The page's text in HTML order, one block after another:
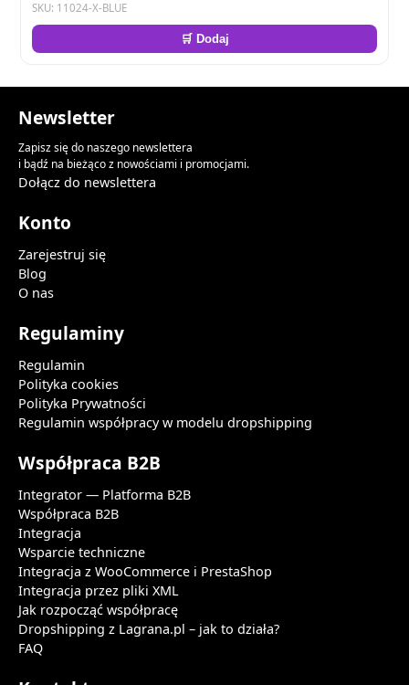
SKU: 11024-X-BLUE
🛒 Dodaj
Newsletter
Zapisz się do naszego newslettera
i bądź na bieżąco z nowościami i promocjami.
Dołącz do newslettera
Konto
Zarejestruj się
Blog
O nas
Regulaminy
Regulamin
Polityka cookies
Polityka Prywatności
Regulamin współpracy w modelu dropshipping
Współpraca B2B
Integrator — Platforma B2B
Współpraca B2B
Integracja
Wsparcie techniczne
Integracja z WooCommerce i PrestaShop
Integracja przez pliki XML
Jak rozpocząć współpracę
Dropshipping z Lagrana.pl – jak to działa?
FAQ